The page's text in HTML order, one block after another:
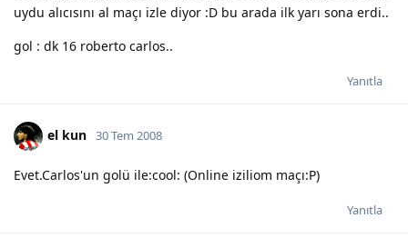
uydu alıcısını al maçı izle diyor :D bu arada ilk yarı sona erdi..
gol : dk 16 roberto carlos..
Yanıtla
el kun 30 Tem 2008
Evet.Carlos'un golü ile:cool: (Online iziliom maçı:P)
Yanıtla